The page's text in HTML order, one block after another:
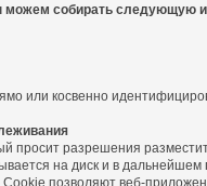
можем собирать следующую
или косвенно
просит разрешения
на диск и в
позволяют веб-